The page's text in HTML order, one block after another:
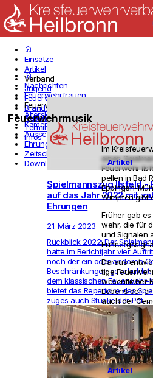
home
Einsätze
Artikel
Verband
Jugend
Feuerwehren
Brandschutzerziehung
Ausbildung
Termine
Infos
home
Nachrichten
Feuerwehrfrauen
Feuerwehrmusik
Alterskameraden
Kameradschaftshilfe
Ausschuss
Ehrungen
Zeitschrift
Downloads
Feuerwehrmusik
Im
einen
Feu­er­wehr
pellen in Bad
Eppingen-
Wimpfen gibt
Früher gab
wehr, die für
und Signalen
Daraus
tige
wesent­li­cher
Lebens der
auch der
Artikel
Spielmannszug Ilsfeld -
auf das Jahr 2022 mit
Ehrungen
21. März 2023
Rückblick 2022: Der
hatte im Bericht­jahr vier
noch der ein oder anderen
Beschränkungen geschuldet.
dem klas­si­schen Feu­er­wehr-
bietet das Reper­toire des
zuges auch Stücke der Pet…
Artikel